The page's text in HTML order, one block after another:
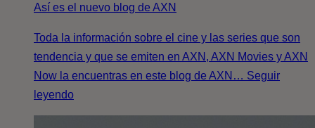
Así es el nuevo blog de AXN
Toda la información sobre el cine y las series que son
tendencia y que se emiten en AXN, AXN Movies y AXN
Now la encuentras en este blog de AXN… Seguir
leyendo